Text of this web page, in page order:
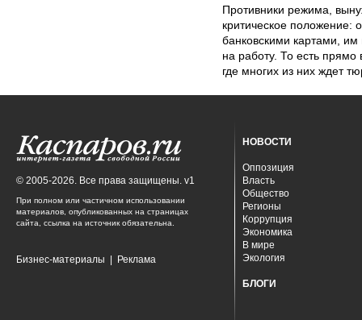
Противники режима,
критическое положение:
банковскими картами, им
на работу. То есть
где многих из них ждет
© 2005-2026. Все права защищены. v1
При полном или частичном использовании
материалов, опубликованных на страницах
сайта, ссылка на источник обязательна.
Бизнес-материалы Реклама
НОВОСТИ
Оппозиция
Власть
Общество
Регионы
Коррупция
Экономика
В мире
Экология
БЛОГИ